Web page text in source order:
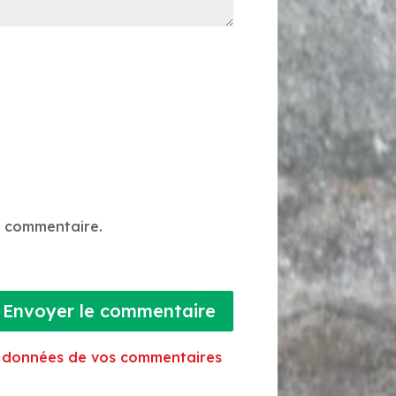
Envoyer le commentaire
de vos commentaires